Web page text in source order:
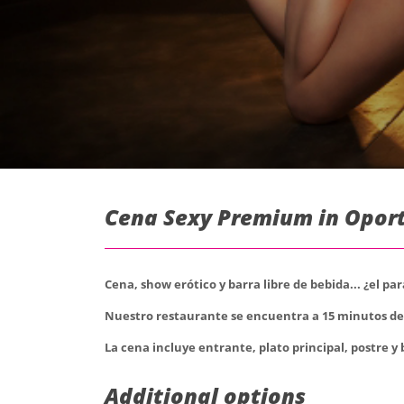
Cena Sexy Premium in
Cena, show erótico y barra libre de bebida... ¿el
Nuestro restaurante se encuentra a 15 minutos
La cena incluye entrante, plato principal, postre y
Additional options